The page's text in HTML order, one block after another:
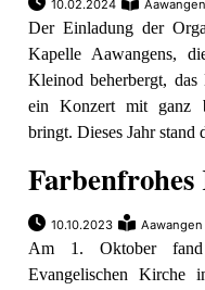
10.02.2024 Aawangen
Der Einladung der
Kapelle Aawangens,
Kleinod beherbergt,
ein Konzert mit ganz
bringt. Dieses Jahr stand
10.10.2023 Aawangen
Am 1. Oktober fand
Evangelischen Kirche